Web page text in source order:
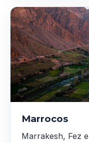
Marrocos
Marrakesh, Fez